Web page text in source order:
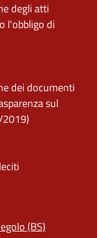
degli atti
l'obbligo di
dei documenti
sul
(BS)